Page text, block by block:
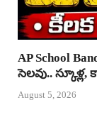
AP School
సెలవు.. స్కూళ్ల,
August 5, 2026